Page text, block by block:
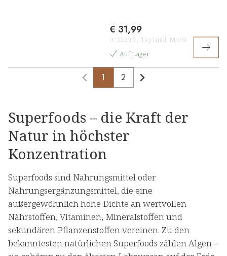
€ 31,99
(€ 222,15 / 1kg) inkl. MwSt
Auf Lager
1 2
Superfoods – die Kraft der
Natur in höchster
Konzentration
Superfoods sind Nahrungsmittel oder
Nahrungsergänzungsmittel, die eine
außergewöhnlich hohe Dichte an wertvollen
Nährstoffen, Vitaminen, Mineralstoffen und
sekundären Pflanzenstoffen vereinen. Zu den
bekanntesten natürlichen Superfoods zählen Algen –